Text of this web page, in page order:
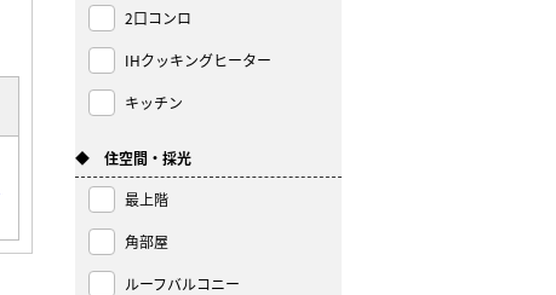
2口コンロ
IHクッキングヒーター
キッチン
◆ 住空間・採光
最上階
角部屋
ルーフバルコニー